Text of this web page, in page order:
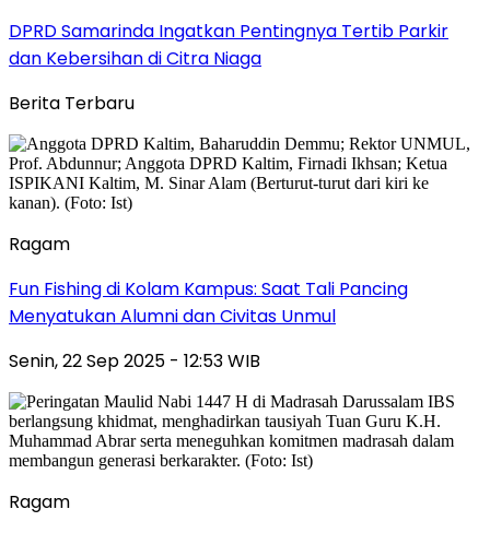
DPRD Samarinda Ingatkan Pentingnya Tertib Parkir
dan Kebersihan di Citra Niaga
Berita Terbaru
Ragam
Fun Fishing di Kolam Kampus: Saat Tali Pancing
Menyatukan Alumni dan Civitas Unmul
Senin, 22 Sep 2025 - 12:53 WIB
Ragam